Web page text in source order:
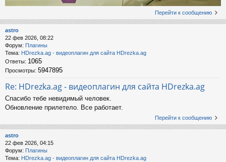
Перейти к сообщению
astro
22 фев 2026, 08:22
Форум: Плагины
Тема: HDrezka.ag - видеоплагин для сайта HDrezka.ag
Ответы: 1065
Просмотры: 5947895
Re: HDrezka.ag - видеоплагин для сайта HDrezka.ag
Спасибо тебе невидимый человек.
Обновление прилетело. Все работает.
Перейти к сообщению
astro
22 фев 2026, 04:15
Форум: Плагины
Тема: HDrezka.ag - видеоплагин для сайта HDrezka.ag